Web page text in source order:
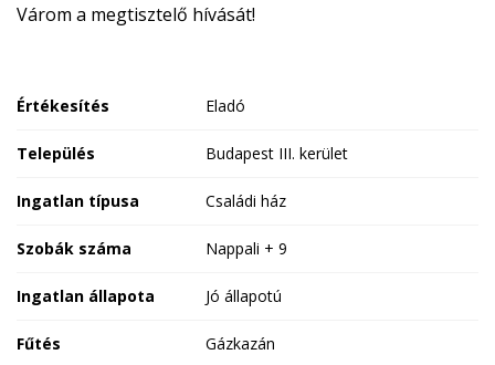
Várom a megtisztelő hívását!
Értékesítés Eladó
Település Budapest III. kerület
Ingatlan típusa Családi ház
Szobák száma Nappali + 9
Ingatlan állapota Jó állapotú
Fűtés Gázkazán